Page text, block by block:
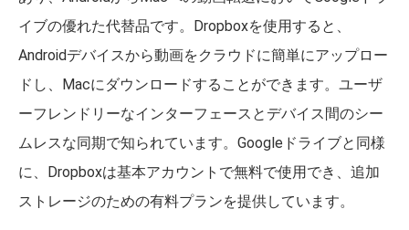
イブの優れた代替品です。Dropboxを使用すると、
Androidデバイスから動画をクラウドに簡単にアップロー
ドし、Macにダウンロードすることができます。ユーザ
ーフレンドリーなインターフェースとデバイス間のシー
ムレスな同期で知られています。Googleドライブと同様
に、Dropboxは基本アカウントで無料で使用でき、追加
ストレージのための有料プランを提供しています。